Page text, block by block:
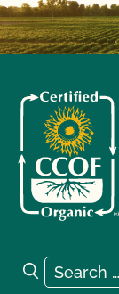
Search for:
Search